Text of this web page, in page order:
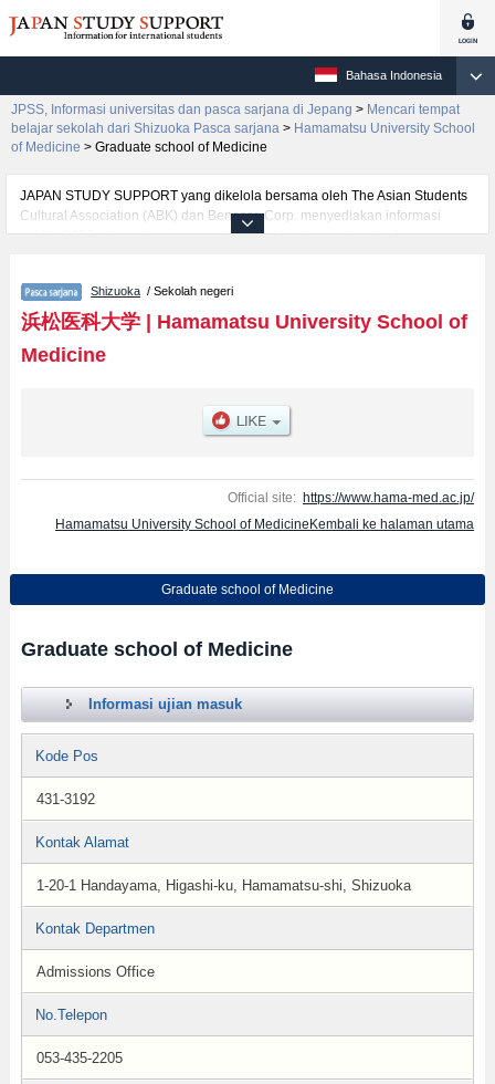
Bahasa Indonesia
JPSS, Informasi universitas dan pasca sarjana di Jepang > Mencari tempat
belajar sekolah dari Shizuoka Pasca sarjana > Hamamatsu University School
of Medicine > Graduate school of Medicine
JAPAN STUDY SUPPORT yang dikelola bersama oleh The Asian Students
Cultural Association (ABK) dan Benesse Corp. menyediakan informasi
sekitar 1300 universitas, pascasarjana, universitas yunior, akademi
Medicine, mencakup informasi per jurusan riset seperti %% research %%,
serta berbagai informasi yang berguna bagi mahasiswa(i) mancanegara
seperti kuota untuk jumlah pendaftar dan jumlah kelulusan ujian masuk
mahasiswa(i) mancanegara, informasi mengenai ujian masuk, prasarana
Shizuoka / Sekolah negeri
浜松医科大学| Hamamatsu University School of
Medicine
Official site: https://www.hama-med.ac.jp/
Hamamatsu University School of MedicineKembali ke halaman utama
Graduate school of Medicine
Graduate school of Medicine
Informasi ujian masuk
Kode Pos
431-3192
Kontak Alamat
1-20-1 Handayama, Higashi-ku, Hamamatsu-shi, Shizuoka
Kontak Departmen
Admissions Office
No.Telepon
053-435-2205